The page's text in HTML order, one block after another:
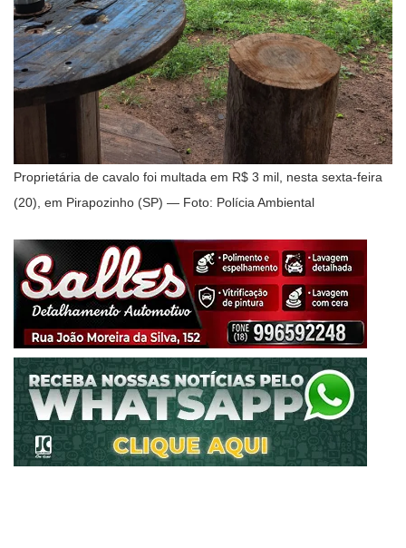
Proprietária de cavalo foi multada em R$ 3 mil, nesta sexta-feira
(20), em Pirapozinho (SP) — Foto: Polícia Ambiental